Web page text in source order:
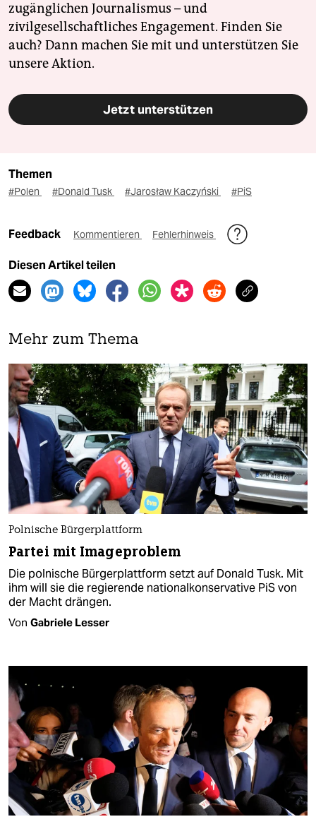
zugänglichen Journalismus – und
zivilgesellschaftliches Engagement. Finden Sie
auch? Dann machen Sie mit und unterstützen Sie
unsere Aktion.
Jetzt unterstützen
Themen
#Polen #Donald Tusk #Jarosław Kaczyński #PiS
Feedback Kommentieren Fehlerhinweis
Diesen Artikel teilen
Mehr zum Thema
Polnische Bürgerplattform
Partei mit Imageproblem
Die polnische Bürgerplattform setzt auf Donald Tusk. Mit
ihm will sie die regierende nationalkonservative PiS von
der Macht drängen.
Von Gabriele Lesser